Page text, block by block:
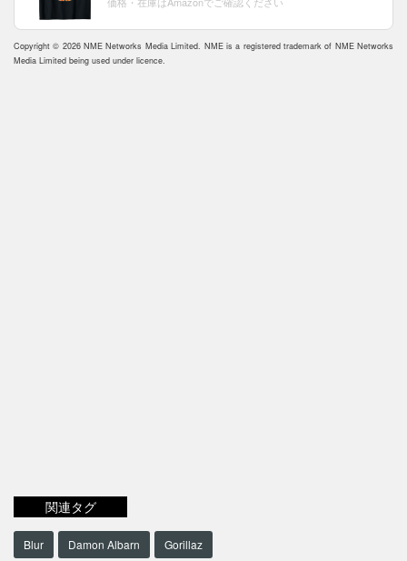
Copyright © 2026 NME Networks Media Limited. NME is a registered trademark of NME Networks
Media Limited being used under licence.
関連タグ
Blur Damon Albarn Gorillaz